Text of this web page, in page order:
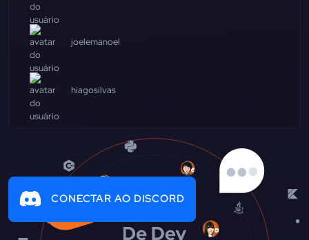
joelemanoel
hiagosilvas
CONECTAR AO DISCORD